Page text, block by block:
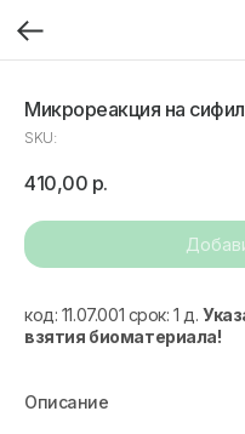
Микрореакция на
SKU:
410,00 р.
код: 11.07.001 срок: 1 д.
взятия биоматериала!
Описание